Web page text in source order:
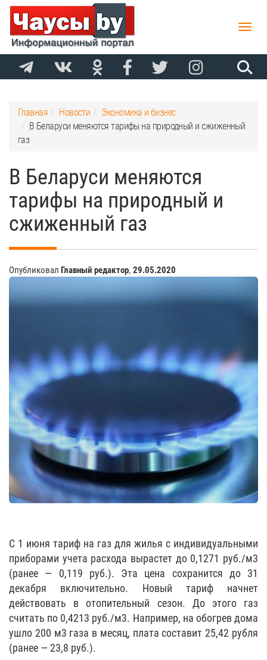
Toggle
Главная Новости
Экономика и бизнес
В Беларуси меняются тарифы на природный и сжиженный
газ
В Беларуси меняются
тарифы на природный и
сжиженный газ
Опубликовал Главный редактор, 29.05.2020
С 1 июня тариф на газ для жилья с индивидуальными
приборами учета расхода вырастет до 0,1271 руб./м3
(ранее — 0,119 руб.). Эта цена сохранится до 31
декабря включительно. Новый тариф начнет
действовать в отопительный сезон. До этого газ
считать по 0,4213 руб./м3. Например, на обогрев дома
ушло 200 м3 газа в месяц, плата составит 25,42 рубля
(ранее — 23,8 руб.).